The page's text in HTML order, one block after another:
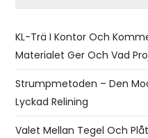
KL-Trä I Kontor Och
Materialet Ger Och Vad
Strumpmetoden – Den
Lyckad Relining
Valet Mellan Tegel Och